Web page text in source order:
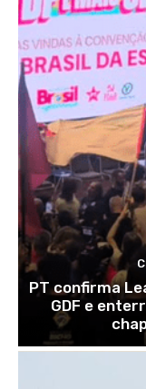
PT confirma
GDF e